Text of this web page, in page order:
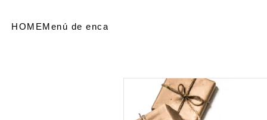
HOMEMenú de encabezado